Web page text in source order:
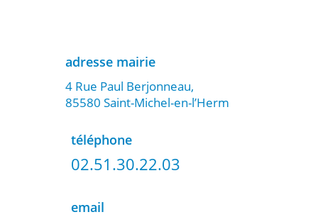
adresse mairie
4 Rue Paul Berjonneau,
85580 Saint-Michel-en-l’Herm
téléphone
02.51.30.22.03
email